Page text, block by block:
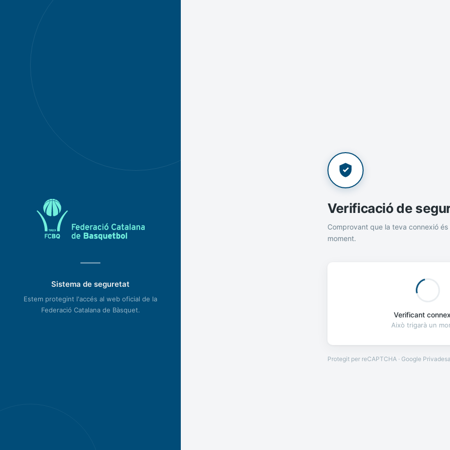
Sistema de seguretat
Estem protegint l'accés al web oficial de la
Federació Catalana de Bàsquet.
Verificació de
Comprovant que la teva connexió és
moment.
Verificant
Això trigarà un
Protegit per reCAPTCHA · Google Privadesa